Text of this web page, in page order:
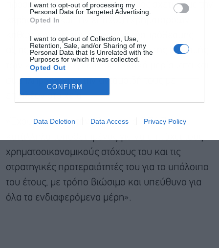
I want to opt-out of processing my
Personal Data for Targeted Advertising.
Opted In
I want to opt-out of Collection, Use,
Retention, Sale, and/or Sharing of my
Personal Data that Is Unrelated with the
Purposes for which it was collected.
Opted Out
CONFIRM
Data Deletion Data Access Privacy Policy
προσηλωμένοι στους στόχους μας σχετικά με την
κερδοφορία και την επίτευξη χρηματοροών,
καθώς και στη δημιουργία μακροπρόθεσμης
αξίας για τους μετόχους μας, μέσω της διανομής
των καθαρών κερδών σε τακτικά μερίσματα και
συμπληρώνοντας την ανταμοιβή τους με
επιπλέον στοιχεία.
»Έχουμε επίσης την πίστη, ότι ο ΟΠΑΠ είναι
χρηματοοικονομικούς στόχους του και τις
στρατηγικές προτεραιότητές του για το υπόλοιπο
του έτους, με τρόπο βιώσιμο και υπεύθυνο για
όλα τα ενδιαφερόμενα μέρη».